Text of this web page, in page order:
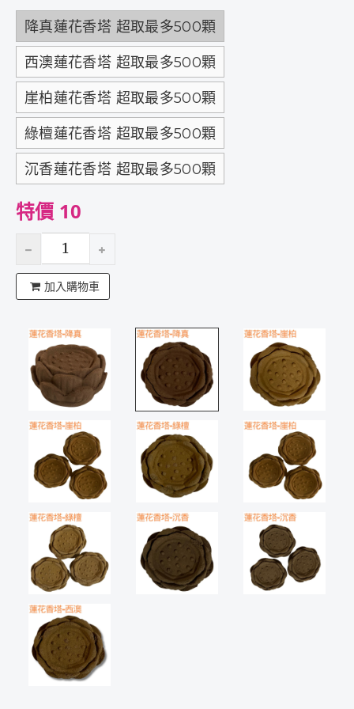
降真蓮花香塔 超取最多500顆
西澳蓮花香塔 超取最多500顆
崖柏蓮花香塔 超取最多500顆
綠檀蓮花香塔 超取最多500顆
沉香蓮花香塔 超取最多500顆
特價 10
加入購物車